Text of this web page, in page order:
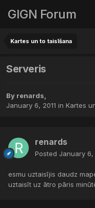
GIGN Forum
Kartes un to taisīšana
Serveris
By renards,
January 6, 2011 in Kartes
renards
Posted January 6,
esmu uztaisījis daudz
uztaisīt uz ātro pāris